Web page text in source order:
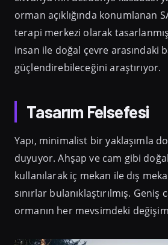
orman açıklığında konumlanan
terapi merkezi olarak
insan ile doğal çevre arasındaki
güçlendirebileceğini araştırıyor.
Tasarım Felsefesi
Yapı, minimalist bir yaklaşımla
duyuyor. Ahşap ve cam gibi
kullanılarak iç mekan ile dış
sınırlar bulanıklaştırılmış. Geniş
ormanın her mevsimdeki